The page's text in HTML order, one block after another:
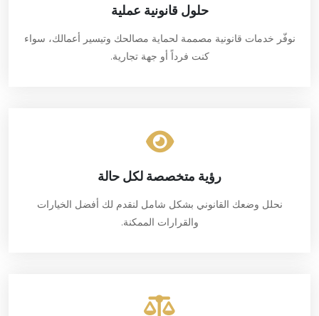
حلول قانونية عملية
نوفّر خدمات قانونية مصممة لحماية مصالحك وتيسير أعمالك، سواء
كنت فرداً أو جهة تجارية.
رؤية متخصصة لكل حالة
نحلل وضعك القانوني بشكل شامل لنقدم لك أفضل الخيارات
والقرارات الممكنة.